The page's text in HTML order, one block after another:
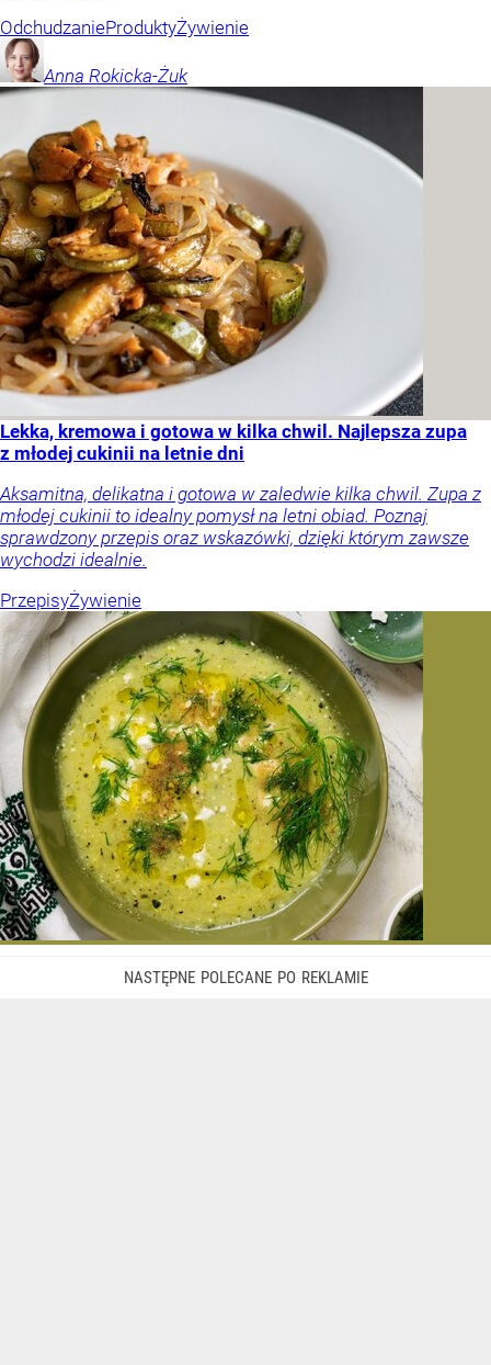
OdchudzanieProduktyŻywienie
Anna Rokicka-Żuk
Lekka, kremowa i gotowa w kilka chwil. Najlepsza zupa
z młodej cukinii na letnie dni
Aksamitna, delikatna i gotowa w zaledwie kilka chwil. Zupa z
młodej cukinii to idealny pomysł na letni obiad. Poznaj
sprawdzony przepis oraz wskazówki, dzięki którym zawsze
wychodzi idealnie.
PrzepisyŻywienie